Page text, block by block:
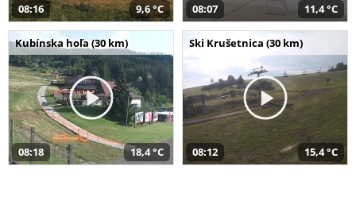
08:16 9,6 °C 08:07 11,4 °C
Kubínska hoľa (30 km)
08:18 18,4 °C
Ski Krušetnica (30 km)
08:12 15,4 °C